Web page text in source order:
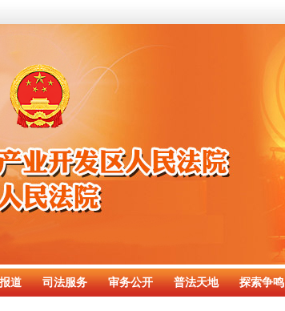
道 司法服务 审务公开 普法天地 探索争鸣